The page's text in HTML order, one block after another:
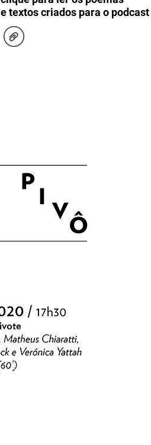
e textos criados para o podcast